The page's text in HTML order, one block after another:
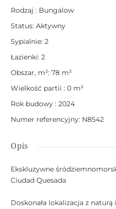
Rodzaj: Bungalow
Status: Aktywny
Sypialnie: 2
Łazienki: 2
Obszar, m²: 78 m²
Wielkość partii: 0 m²
Rok budowy: 2024
Numer referencyjny: N8542
Opis
Ekskluzywne
Ciudad Quesada
Doskonała lokalizacja z naturą